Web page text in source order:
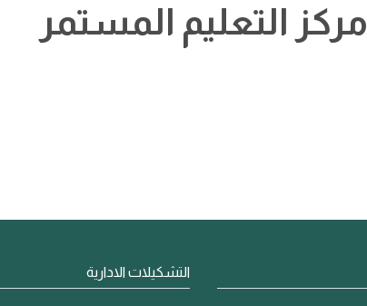
مركز التعليم المستمر
التشكيلات الادارية